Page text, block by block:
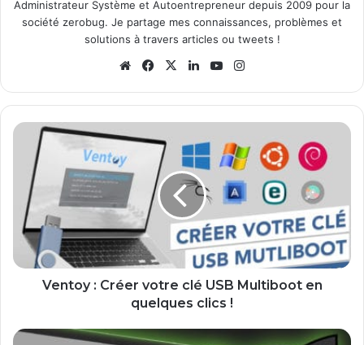
Administrateur Système et Autoentrepreneur depuis 2009 pour la
société zerobug. Je partage mes connaissances, problèmes et
solutions à travers articles ou tweets !
WebsiteFacebook
X LinkedinYouTube
Ventoy
Créer
votre
USB
Multiboot
quelques
Ventoy : Créer votre clé USB Multiboot en
quelques clics !
Medicat